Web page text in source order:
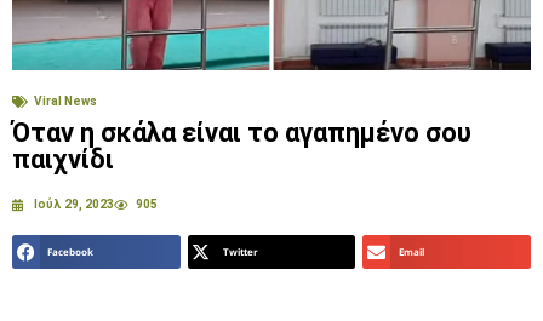
Viral News
Όταν η σκάλα είναι το αγαπημένο σου
παιχνίδι
Ιούλ 29, 2023 905
Facebook Twitter Email